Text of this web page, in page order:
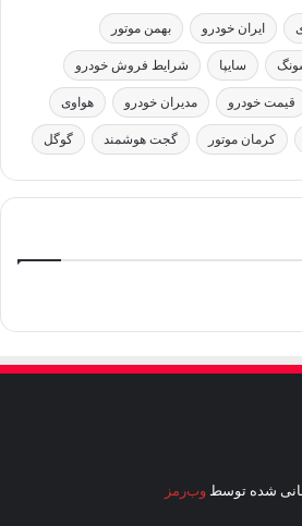
ایران خودرو بهمن موتور
سایپا شرایط فروش خودرو
قیمت خودرو مدیران خودرو هواوی
کرمان موتور گجت هوشمند گوگل
شده توسطوب‌رمز